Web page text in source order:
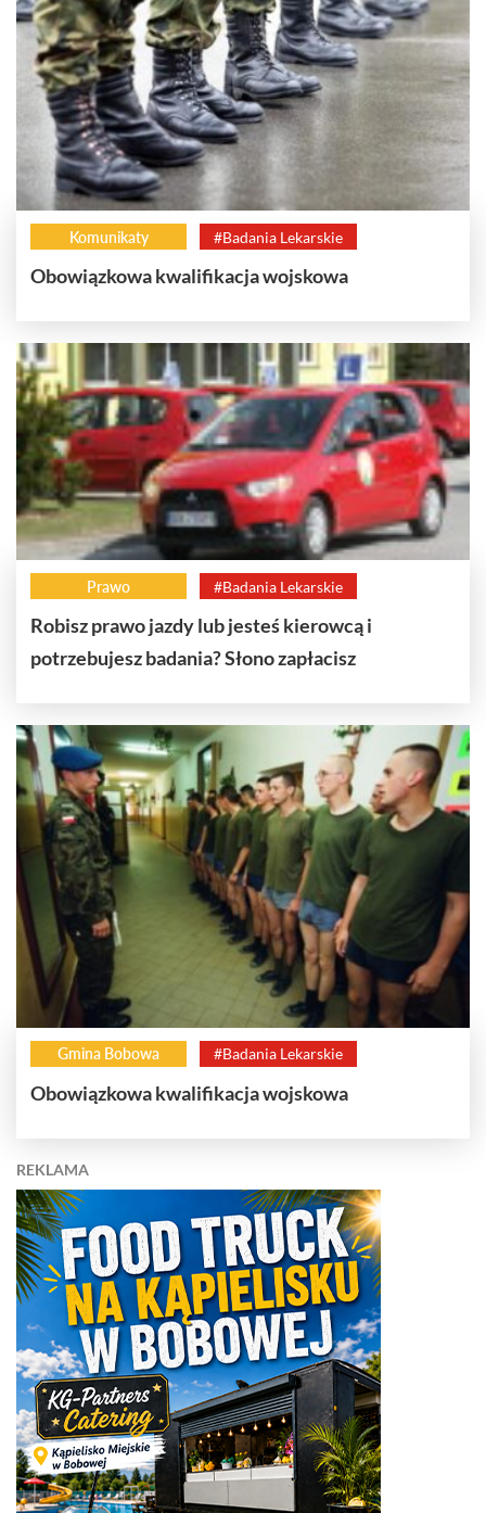
Komunikaty #Badania Lekarskie
Obowiązkowa kwalifikacja wojskowa
Prawo #Badania Lekarskie
Robisz prawo jazdy lub jesteś kierowcą i
potrzebujesz badania? Słono zapłacisz
Gmina Bobowa #Badania Lekarskie
Obowiązkowa kwalifikacja wojskowa
REKLAMA